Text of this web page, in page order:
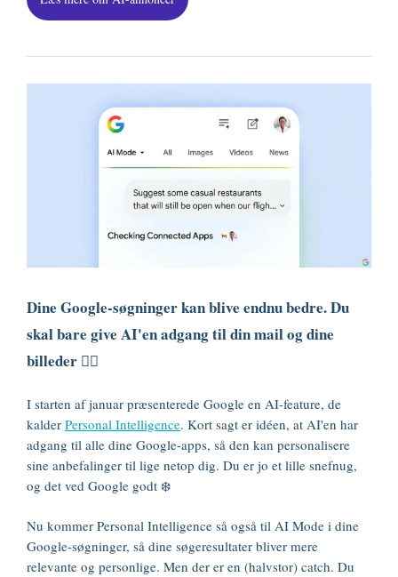
Dine Google-søgninger kan blive endnu bedre. Du
skal bare give AI'en adgang til din mail og dine
billeder 😶‍🌫️
I starten af januar præsenterede Google en AI-feature, de
kalder Personal Intelligence. Kort sagt er idéen, at AI'en har
adgang til alle dine Google-apps, så den kan personalisere
sine anbefalinger til lige netop dig. Du er jo et lille snefnug,
og det ved Google godt ❄️
Nu kommer Personal Intelligence så også til AI Mode i dine
Google-søgninger, så dine søgeresultater bliver mere
relevante og personlige. Men der er en (halvstor) catch. Du